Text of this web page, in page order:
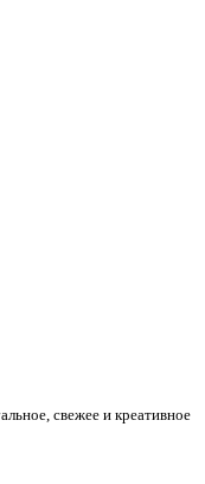
свежее и креативное